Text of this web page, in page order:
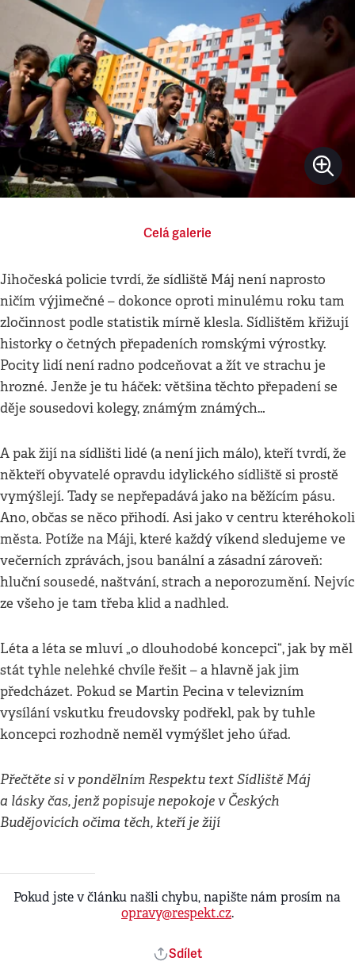
Celá galerie
Jihočeská policie tvrdí, že sídliště Máj není naprosto
ničím výjimečné – dokonce oproti minulému roku tam
zločinnost podle statistik mírně klesla. Sídlištěm křižují
historky o četných přepadeních romskými výrostky.
Pocity lidí není radno podceňovat a žít ve strachu je
hrozné. Jenže je tu háček: většina těchto přepadení se
děje sousedovi kolegy, známým známých…
A pak žijí na sídlišti lidé (a není jich málo), kteří tvrdí, že
někteří obyvatelé opravdu idylického sídliště si prostě
vymýšlejí. Tady se nepřepadává jako na běžícím pásu.
Ano, občas se něco přihodí. Asi jako v centru kteréhokoli
města. Potíže na Máji, které každý víkend sledujeme ve
večerních zprávách, jsou banální a zásadní zároveň:
hluční sousedé, naštvání, strach a neporozumění. Nejvíc
ze všeho je tam třeba klid a nadhled.
Léta a léta se mluví „o dlouhodobé koncepci“, jak by měl
stát tyhle nelehké chvíle řešit – a hlavně jak jim
předcházet. Pokud se Martin Pecina v televizním
vysílání vskutku freudovsky podřekl, pak by tuhle
koncepci rozhodně neměl vymýšlet jeho úřad.
Přečtěte si v pondělním Respektu text Sídliště Máj
a lásky čas, jenž popisuje nepokoje v Českých
Budějovicích očima těch, kteří je žijí
Pokud jste v článku našli chybu, napište nám prosím na
opravy@respekt.cz.
Sdílet